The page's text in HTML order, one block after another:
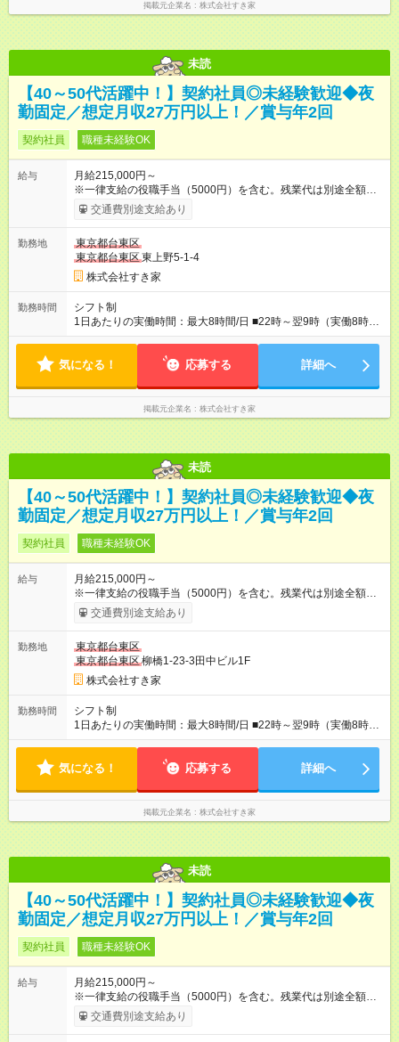
掲載元企業名 株式会社すき家
未読
【40～50代活躍中！】契約社員◎未経験歓迎◆夜
勤固定／想定月収27万円以上！／賞与年2回
契約社員 職種未経験OK
給与
月給215,000円～
※一律支給の役職手当（5000円）を含む。残業代は別途全額支
給。 ※深夜勤務手当は、残業時間等により変動します。 ※想定
月収27万円以上 ※最大4回昇給のチャンスあり ※賞与年2回支給
交通費別途支給あり
勤務地
東京都台東区
東京都台東区東上野5-1-4
株式会社すき家
勤務時間
シフト制
1日あたりの実働時間：最大8時間/日 ■22時～翌9時（実働8時
間） ※上記はあくまでも一例です。店舗により、時間が前後す
のシフトを組んでいます。 ★各店舗のサポートのために本社に
気になる！ 応募する 詳細へ
掲載元企業名 株式会社すき家
未読
【40～50代活躍中！】契約社員◎未経験歓迎◆夜
勤固定／想定月収27万円以上！／賞与年2回
契約社員 職種未経験OK
給与
月給215,000円～
※一律支給の役職手当（5000円）を含む。残業代は別途全額支
給。 ※深夜勤務手当は、残業時間等により変動します。 ※想定
月収27万円以上 ※最大4回昇給のチャンスあり ※賞与年2回支給
交通費別途支給あり
勤務地
東京都台東区
東京都台東区柳橋1-23-3田中ビル1F
株式会社すき家
勤務時間
シフト制
1日あたりの実働時間：最大8時間/日 ■22時～翌9時（実働8時
間） ※上記はあくまでも一例です。店舗により、時間が前後す
のシフトを組んでいます。 ★各店舗のサポートのために本社に
気になる！ 応募する 詳細へ
掲載元企業名 株式会社すき家
未読
【40～50代活躍中！】契約社員◎未経験歓迎◆夜
勤固定／想定月収27万円以上！／賞与年2回
契約社員 職種未経験OK
給与
月給215,000円～
※一律支給の役職手当（5000円）を含む。残業代は別途全額支
給。 ※深夜勤務手当は、残業時間等により変動します。 ※想定
月収27万円以上 ※最大4回昇給のチャンスあり ※賞与年2回支給
交通費別途支給あり